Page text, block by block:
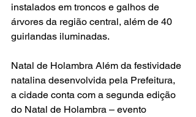
instalados em troncos e galhos de
árvores da região central, além de 40
guirlandas iluminadas.
Natal de Holambra Além da festividade
natalina desenvolvida pela Prefeitura,
a cidade conta com a segunda edição
do Natal de Holambra – evento